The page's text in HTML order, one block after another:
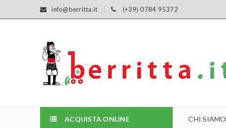
info@berritta.it (+39) 0784 95372
ACQUISTA ONLINE CHI SIAMO